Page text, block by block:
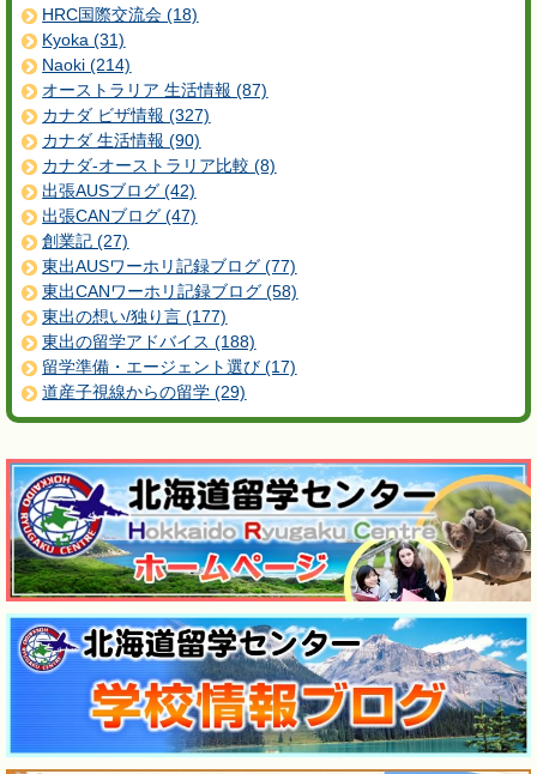
HRC国際交流会 (18)
Kyoka (31)
Naoki (214)
オーストラリア 生活情報 (87)
カナダ ビザ情報 (327)
カナダ 生活情報 (90)
カナダ-オーストラリア比較 (8)
出張AUSブログ (42)
出張CANブログ (47)
創業記 (27)
東出AUSワーホリ記録ブログ (77)
東出CANワーホリ記録ブログ (58)
東出の想い/独り言 (177)
東出の留学アドバイス (188)
留学準備・エージェント選び (17)
道産子視線からの留学 (29)